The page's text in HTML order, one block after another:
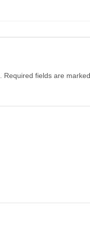
Required fields are